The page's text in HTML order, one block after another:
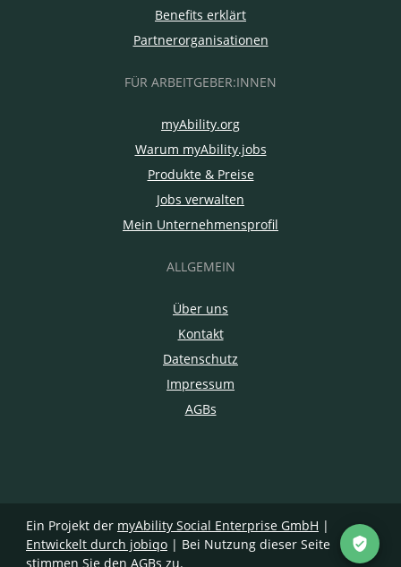
Benefits erklärt
Partnerorganisationen
FÜR ARBEITGEBER:INNEN
myAbility.org
Warum myAbility.jobs
Produkte & Preise
Jobs verwalten
Mein Unternehmensprofil
ALLGEMEIN
Über uns
Kontakt
Datenschutz
Impressum
AGBs
Ein Projekt der myAbility Social Enterprise GmbH |
Entwickelt durch jobiqo | Bei Nutzung dieser Seite
stimmen Sie den AGBs zu.